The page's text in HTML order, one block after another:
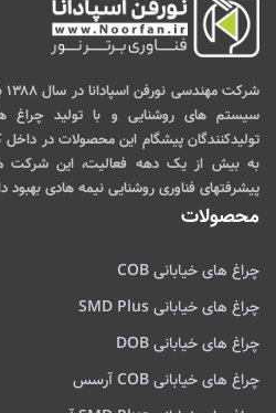
تولیدکنندگان پیشگام این محصولات در
به بیش از یک دهه فعالیت، این شرکت
پیشرفتهای فناوری روشنایی نیمه هادی بهبود
محصولات
چراغ های خیابانی COB
چراغ های خیابانی SMD Plus
چراغ های خیابانی DOB
چراغ های خیابانی COB آرسس